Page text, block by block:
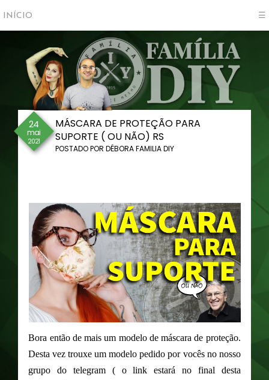
INÍCIO ☰
24
mai
2021
MÁSCARA DE PROTEÇÃO PARA
SUPORTE ( OU NÃO) RS
POSTADO PORDÉBORA FAMILIA DIY
Bora então de mais um modelo de máscara de proteção.
Desta vez trouxe um modelo pedido por vocês no nosso
grupo do telegram ( o link estará no final desta